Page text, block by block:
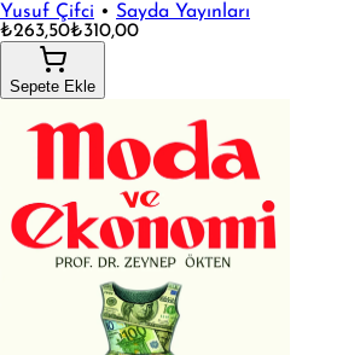
Yusuf Çifci • Sayda Yayınları
₺263,50₺310,00
Sepete Ekle